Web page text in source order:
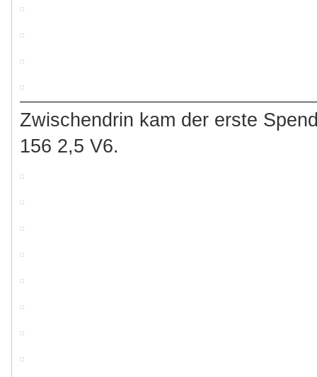
Zwischendrin kam der erste
156 2,5 V6.